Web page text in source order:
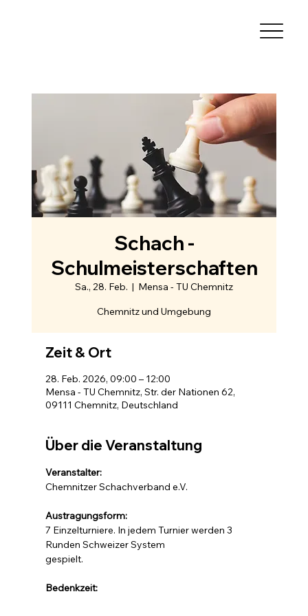
Schach -
Schulmeisterschaften
Sa., 28. Feb.
  |
Mensa - TU Chemnitz
Chemnitz und Umgebung
Zeit & Ort
28. Feb. 2026, 09:00 – 12:00
Mensa - TU Chemnitz, Str. der Nationen 62,
09111 Chemnitz, Deutschland
Über die Veranstaltung
Veranstalter:
Chemnitzer Schachverband e.V.
Austragungsform:
7 Einzelturniere. In jedem Turnier werden 3
Runden Schweizer System
gespielt.
Bedenkzeit: